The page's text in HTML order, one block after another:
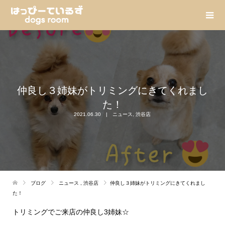
仲良し３姉妹がトリミングにきてくれまし
た！
2021.06.30 ニュース ,渋谷店
ブログ ニュース 渋谷店
仲良し３姉妹がトリミングにきてくれまし
た！
トリミングでご来店の仲良し3姉妹☆